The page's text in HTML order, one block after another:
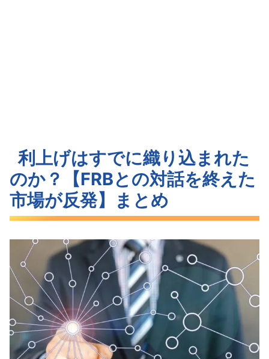
利上げはすでに織り込まれた
のか？【FRBとの対話を終えた
市場が反発】まとめ